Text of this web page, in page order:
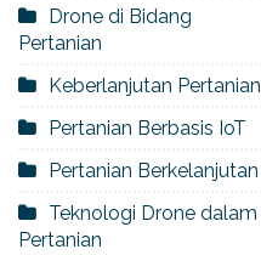
Drone di Bidang
Pertanian
Keberlanjutan Pertanian
Pertanian Berbasis IoT
Pertanian Berkelanjutan
Teknologi Drone dalam
Pertanian